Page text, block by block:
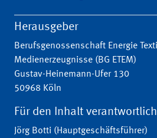
Herausgeber
Berufsgenossenschaft Energie
Medienerzeugnisse (BG ETEM)
Gustav-Heinemann-Ufer 130
50968 Köln
Für den Inhalt verantwortlich
Jörg Botti (Hauptgeschäftsführer)